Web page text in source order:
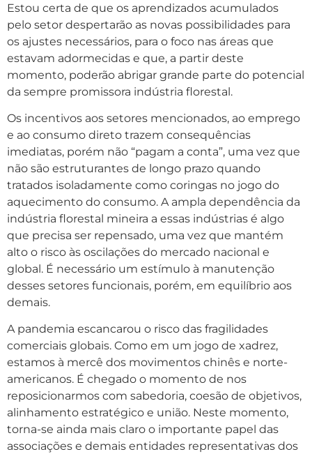
Estou certa de que os aprendizados acumulados
pelo setor despertarão as novas possibilidades para
os ajustes necessários, para o foco nas áreas que
estavam adormecidas e que, a partir deste
momento, poderão abrigar grande parte do potencial
da sempre promissora indústria florestal.
Os incentivos aos setores mencionados, ao emprego
e ao consumo direto trazem consequências
imediatas, porém não “pagam a conta”, uma vez que
não são estruturantes de longo prazo quando
tratados isoladamente como coringas no jogo do
aquecimento do consumo. A ampla dependência da
indústria florestal mineira a essas indústrias é algo
que precisa ser repensado, uma vez que mantém
alto o risco às oscilações do mercado nacional e
global. É necessário um estímulo à manutenção
desses setores funcionais, porém, em equilíbrio aos
demais.
A pandemia escancarou o risco das fragilidades
comerciais globais. Como em um jogo de xadrez,
estamos à mercê dos movimentos chinês e norte-
americanos. É chegado o momento de nos
reposicionarmos com sabedoria, coesão de objetivos,
alinhamento estratégico e união. Neste momento,
torna-se ainda mais claro o importante papel das
associações e demais entidades representativas dos